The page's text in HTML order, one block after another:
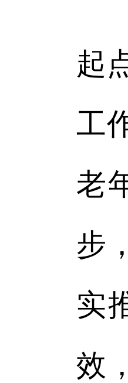
起
工
老
步
实
效